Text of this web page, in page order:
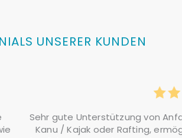
UNSERER KUNDEN
Sehr gute Unterstützung von
Kanu / Kajak oder Rafting,